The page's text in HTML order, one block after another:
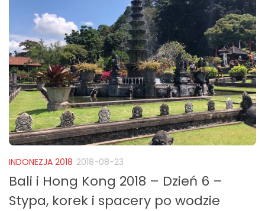
INDONEZJA 2018 2018-08-23
Bali i Hong Kong 2018 – Dzień 6 –
Stypa, korek i spacery po wodzie